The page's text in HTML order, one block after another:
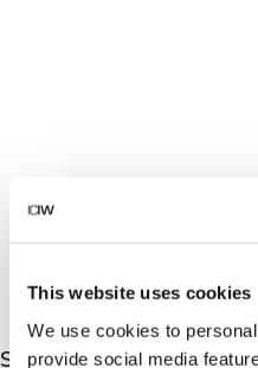
This website uses cookies
We use cookies to
provide social media
Scrunch Tights Black